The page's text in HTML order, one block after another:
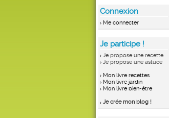
Connexion
Me connecter
Je participe !
Je propose une recette
Je propose une astuce
Mon livre recettes
Mon livre jardin
Mon livre bien-être
Je crée mon blog !